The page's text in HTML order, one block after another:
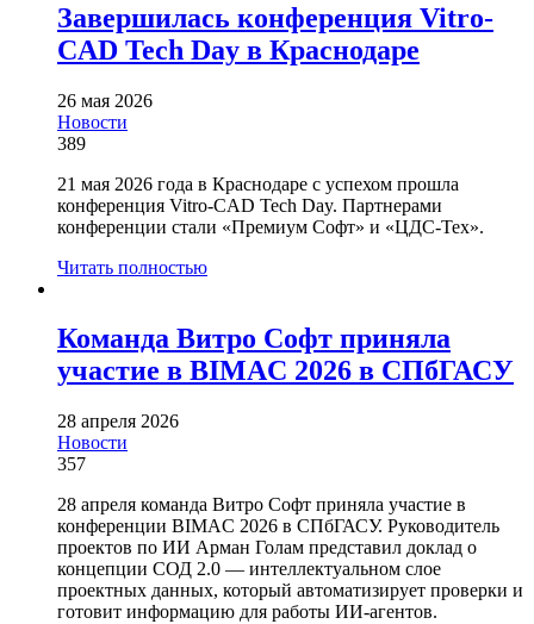
Завершилась конференция Vitro-
CAD Tech Day в Краснодаре
26 мая 2026
Новости
389
21 мая 2026 года в Краснодаре с успехом прошла
конференция Vitro-CAD Tech Day. Партнерами
конференции стали «Премиум Софт» и «ЦДС-Тех».
Читать полностью
Команда Витро Софт приняла
участие в BIMAC 2026 в СПбГАСУ
28 апреля 2026
Новости
357
28 апреля команда Витро Софт приняла участие в
конференции BIMAC 2026 в СПбГАСУ. Руководитель
проектов по ИИ Арман Голам представил доклад о
концепции СОД 2.0 — интеллектуальном слое
проектных данных, который автоматизирует проверки и
готовит информацию для работы ИИ-агентов.